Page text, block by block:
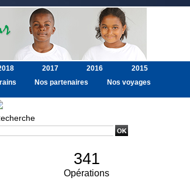
2017 2016
2015
Nos partenaires Nos voyages
341
Opérations